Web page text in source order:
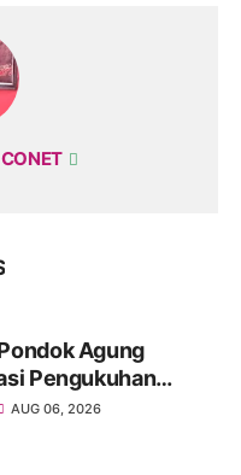
Agung
Pengukuhan
HAM, Sebut Jadi
AUG 06, 2026